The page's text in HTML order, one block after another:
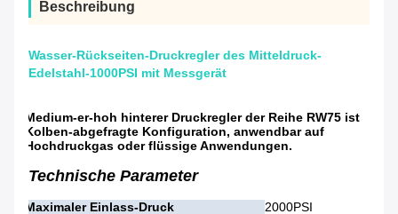
Beschreibung
Wasser-Rückseiten-Druckregler des Mitteldruck-
Edelstahl-1000PSI mit Messgerät
Medium-er-hoh hinterer Druckregler der Reihe RW75 ist
Kolben-abgefragte Konfiguration, anwendbar auf
Hochdruckgas oder flüssige Anwendungen.
Technische Parameter
Maximaler Einlass-Druck 2000PSI